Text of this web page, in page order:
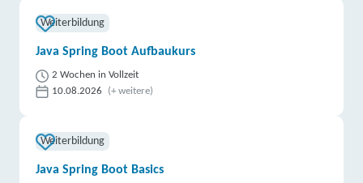
Weiterbildung
Java Spring Boot Aufbaukurs
2 Wochen in Vollzeit
10.08.2026
(+ weitere)
Weiterbildung
Java Spring Boot Basics